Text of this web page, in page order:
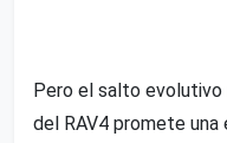
Pero el salto evolutivo
del RAV4 promete una